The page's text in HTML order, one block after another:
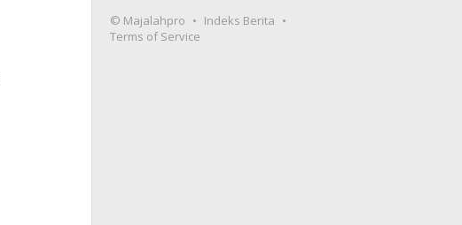
© Majalahpro
Indeks Berita
Terms of Service